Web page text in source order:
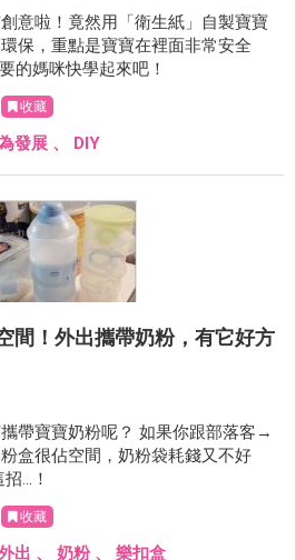
意啦！竟然用「衛生紙」自製寶寶
保，重點是寶寶在裡面非常安全
的媽咪快學起來吧！
收藏
發展 、 DIY
間！外出攜帶奶粉，有它好方
帶寶寶奶粉呢？ 如果你跟部落客→
盒很佔空間，奶粉袋耗錢又不好
…！
收藏
出 、 奶粉、 樂扣盒